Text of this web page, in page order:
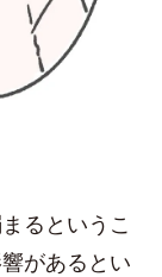
るというこ
があるとい